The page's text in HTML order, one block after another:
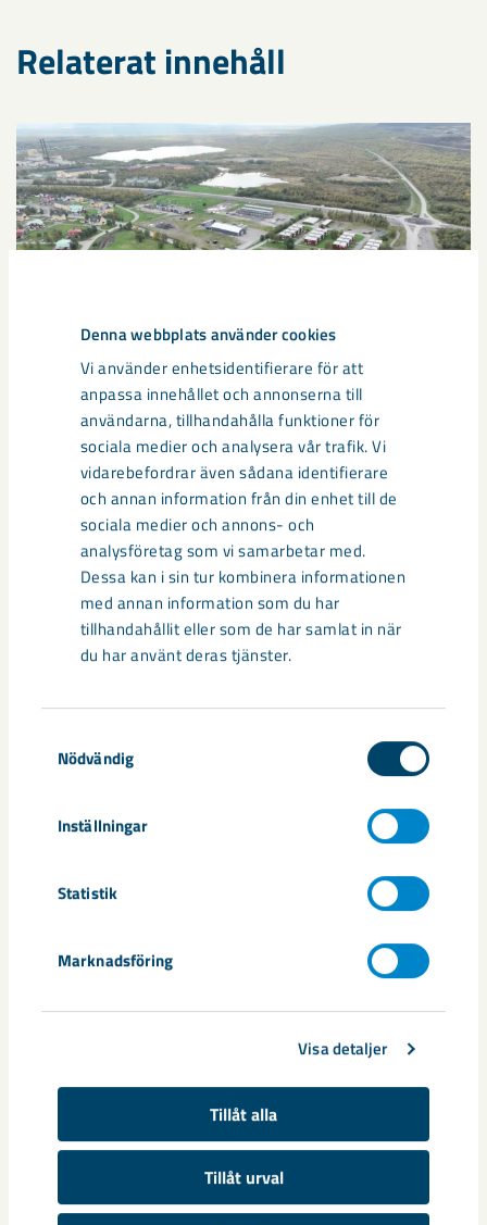
Denna webbplats använder cookies
Vi använder enhetsidentifierare för att
anpassa innehållet och annonserna till
användarna, tillhandahålla funktioner för
sociala medier och analysera vår trafik. Vi
vidarebefordrar även sådana identifierare
och annan information från din enhet till de
sociala medier och annons- och
analysföretag som vi samarbetar med.
Dessa kan i sin tur kombinera informationen
med annan information som du har
tillhandahållit eller som de har samlat in när
du har använt deras tjänster.
Nödvändig
Inställningar
Statistik
Marknadsföring
Visa detaljer
Tillåt alla
Tillåt urval
Relaterat innehåll
Sibirien-området i gamla Kiruna
centrum avvecklas under 2026
Under sommaren 2026 fortsätter avveckling av fastigheter i
gamla Kiruna centrum på grund av den pågående gruvdriften
– bland annat ...
Handbollstalanger upptäckte en
annan sida av Kiruna
Kirunaborna fick under helgen uppleva handboll på hög nivå